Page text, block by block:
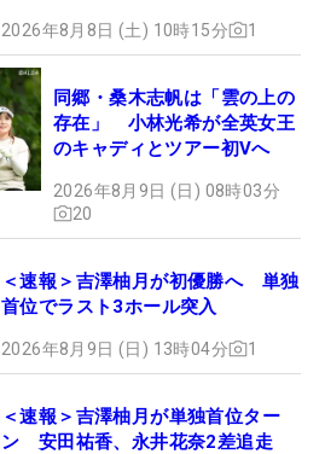
2026年8月8日 (土) 10時15分 1
同郷・桑木志帆は「雲の上の
存在」 小林光希が全英女王
のキャディとツアー初Vへ
2026年8月9日 (日) 08時03分
20
＜速報＞吉澤柚月が初優勝へ 単独
首位でラスト3ホール突入
2026年8月9日 (日) 13時04分 1
＜速報＞吉澤柚月が単独首位ター
ン 安田祐香、永井花奈2差追走